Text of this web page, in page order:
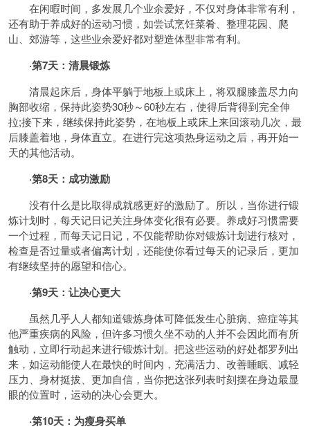
在闲暇时间，多发展几个业余爱好，不仅对身体非常有利，
还有助于养成好的运动习惯，如尝试烹饪菜肴 、整理花园、爬
山、郊游等，这些业余爱好都对塑造体型非常有利。
·第7天：清晨锻炼
清晨起床后，身体平躺于地板上或床上，将双腿膝盖尽力向
胸部收缩，保持此姿势30秒～60秒左右，使得后背得到完全伸
拉;接下来，继续保持此姿势，在地板上或床上来回滚动几次，最
后膝盖着地，身体直立。在进行完这项热身运动之后，再开始一
天的其他活动。
·第8天：成功激励
没有什么是比取得成就感更好的激励了。所以，当你进行锻
炼计划时，每天记日记关注身体变化很有必要。养成好习惯需要
一个过程，而每天记日记，不仅能帮助你对锻炼计划进行核对，
检查是否过量或者偏离计划，还能使你看过每天的记录后，更加
有继续坚持的愿望和信心。
·第9天：让决心更大
虽然几乎人人都知道锻炼身体可降低发生心脏病、 癌症等其
他严重疾病的风险，但许多习惯久坐不动的人并不会因此而有所
触动，立即行动起来进行锻炼计划。把这些运动的好处都罗列出
来，如运动能使人在最快的时间内，充满活力、改善睡眠、减轻
压力、身材挺拔、更加自信，当你把这张列表时刻摆在身边最显
眼的位置时，运动的决心会更大。
·第10天：为瘦身买单